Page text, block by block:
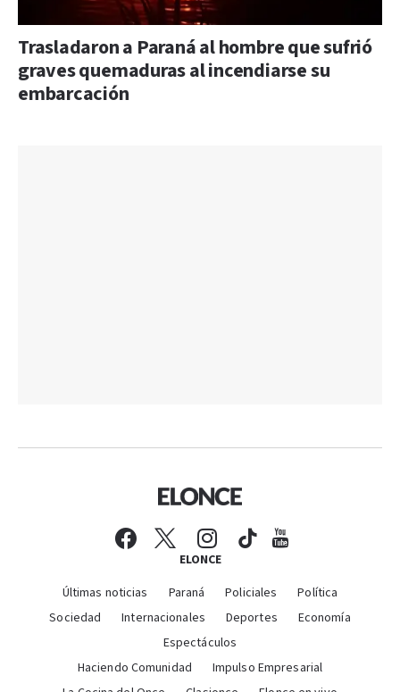
Trasladaron a Paraná al hombre que sufrió
graves quemaduras al incendiarse su
embarcación
ELONCE
Últimas noticias Paraná Policiales
Política
Sociedad
Internacionales Deportes
Economía
Espectáculos
Haciendo Comunidad
Impulso Empresarial